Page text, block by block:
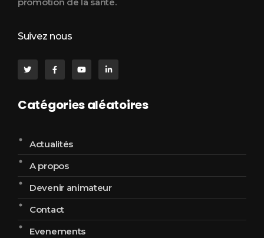
promotion de la santé.
Suivez nous
Catégories aléatoires
Actualités
A propos
Devenir animateur
Contact
Evenements